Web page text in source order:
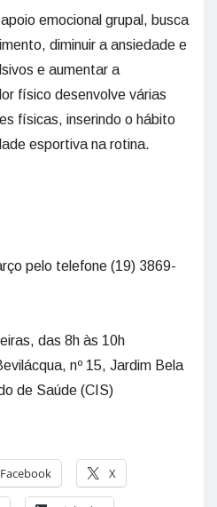
emocional grupal, busca
diminuir a ansiedade e
e aumentar a
físico desenvolve várias
físicas, inserindo o hábito
esportiva na rotina.
pelo telefone (19) 3869-
das 8h às 10h
nº 15, Jardim Bela
de Saúde (CIS)
Facebook X